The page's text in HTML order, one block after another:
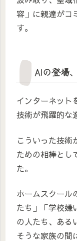
容」に親達がコ
す。
AIの登場
インターネット
技術が飛躍的な
こういった技術
ための相棒とし
た。
ホームスクール
たち」「学校嫌
の人たち、ある
そうな家族の間